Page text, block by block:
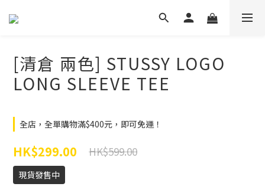
[清倉 兩色] STUSSY LOGO
LONG SLEEVE TEE
全店，全單購物滿$400元，即可免運！
HK$299.00 HK$599.00
現貨發售中